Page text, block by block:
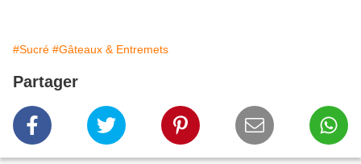
#Sucré #Gâteaux & Entremets
Partager